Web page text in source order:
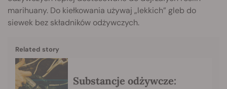
marihuany. Do kiełkowania używaj „lekkich” gleb do
siewek bez składników odżywczych.
Related story
Substancje odżywcze: